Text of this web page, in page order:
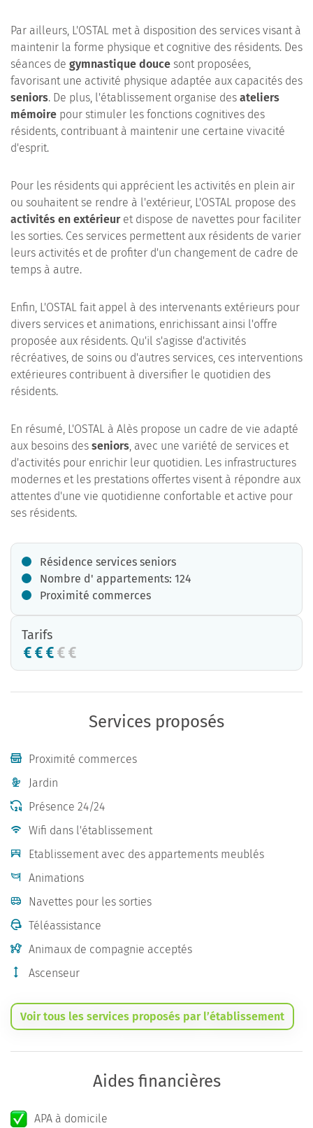
Par ailleurs, L'OSTAL met à disposition des services visant à
maintenir la forme physique et cognitive des résidents. Des
séances de gymnastique douce sont proposées,
favorisant une activité physique adaptée aux capacités des
seniors. De plus, l'établissement organise des ateliers
mémoire pour stimuler les fonctions cognitives des
résidents, contribuant à maintenir une certaine vivacité
d'esprit.
Pour les résidents qui apprécient les activités en plein air
ou souhaitent se rendre à l'extérieur, L'OSTAL propose des
activités en extérieuret dispose de navettes pour faciliter
les sorties. Ces services permettent aux résidents de varier
leurs activités et de profiter d'un changement de cadre de
temps à autre.
Enfin, L'OSTAL fait appel à des intervenants extérieurs pour
divers services et animations, enrichissant ainsi l'offre
proposée aux résidents. Qu'il s'agisse d'activités
récréatives, de soins ou d'autres services, ces interventions
extérieures contribuent à diversifier le quotidien des
résidents.
En résumé, L'OSTAL à Alès propose un cadre de vie adapté
aux besoins des seniors, avec une variété de services et
d'activités pour enrichir leur quotidien. Les infrastructures
modernes et les prestations offertes visent à répondre aux
attentes d'une vie quotidienne confortable et active pour
ses résidents.
Résidence services seniors
Nombre d' appartements: 124
Proximité commerces
Tarifs
Services proposés
Proximité commerces
Jardin
Présence 24/24
Wifi dans l'établissement
Etablissement avec des appartements meublés
Animations
Navettes pour les sorties
Téléassistance
Animaux de compagnie acceptés
Ascenseur
Voir tous les services proposés par l’établissement
Aides financières
APA à domicile